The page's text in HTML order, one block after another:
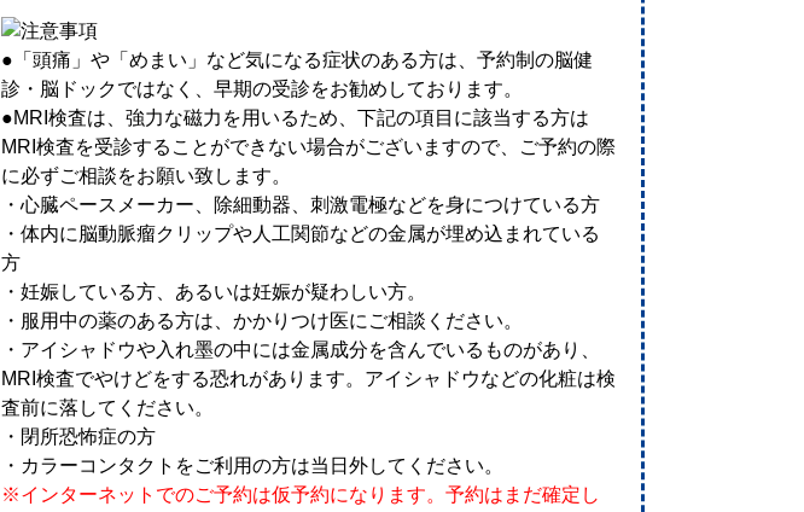
●「頭痛」や「めまい」など気になる症状のある方は、予約制の脳健
診・脳ドックではなく、早期の受診をお勧めしております。
●MRI検査は、強力な磁力を用いるため、下記の項目に該当する方は
MRI検査を受診することができない場合がございますので、ご予約の際
に必ずご相談をお願い致します。
・心臓ペースメーカー、除細動器、刺激電極などを身につけている方
・体内に脳動脈瘤クリップや人工関節などの金属が埋め込まれている
方
・妊娠している方、あるいは妊娠が疑わしい方。
・服用中の薬のある方は、かかりつけ医にご相談ください。
・アイシャドウや入れ墨の中には金属成分を含んでいるものがあり、
MRI検査でやけどをする恐れがあります。アイシャドウなどの化粧は検
査前に落してください。
・閉所恐怖症の方
・カラーコンタクトをご利用の方は当日外してください。
※インターネットでのご予約は仮予約になります。予約はまだ確定し